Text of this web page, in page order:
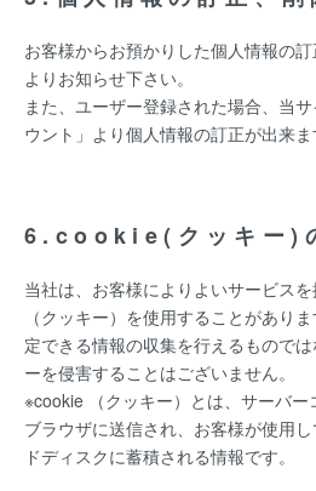
お客様からお預かりした個人情報の
よりお知らせ下さい。
また、ユーザー登録された場合、当
ウント」より個人情報の訂正が出来ま
6.cookie(クッキー)
当社は、お客様によりよいサービス
（クッキー）を使用することがあり
定できる情報の収集を行えるもので
ーを侵害することはございません。
※cookie （クッキー）とは、サーバ
ブラウザに送信され、お客様が使用
ドディスクに蓄積される情報です。